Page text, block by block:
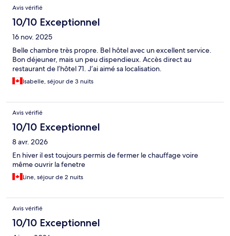
Avis vérifié
10/10 Exceptionnel
16 nov. 2025
Belle chambre très propre. Bel hôtel avec un excellent service.
Bon déjeuner, mais un peu dispendieux. Accès direct au
restaurant de l’hôtel 71. J’ai aimé sa localisation.
Isabelle, séjour de 3 nuits
Avis vérifié
10/10 Exceptionnel
8 avr. 2026
En hiver il est toujours permis de fermer le chauffage voire
même ouvrir la fenetre
Line, séjour de 2 nuits
Avis vérifié
10/10 Exceptionnel